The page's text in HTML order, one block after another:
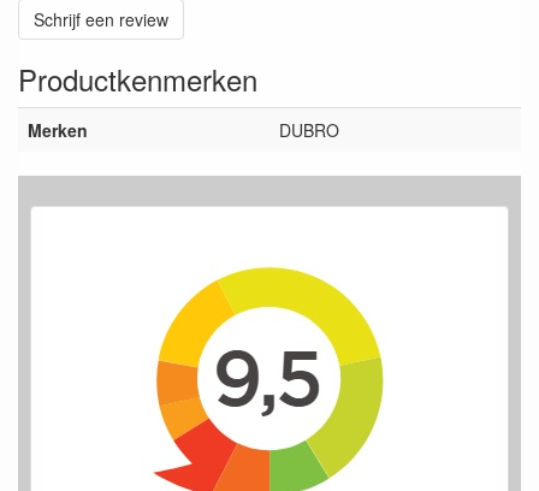
Schrijf een review
Productkenmerken
Merken DUBRO